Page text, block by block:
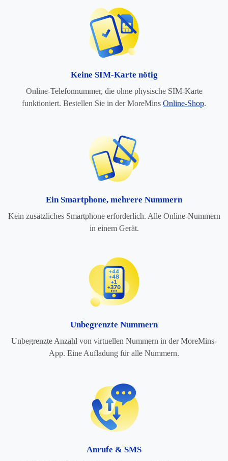
Keine SIM-Karte nötig
Online-Telefonnummer, die ohne physische SIM-Karte
funktioniert. Bestellen Sie in der MoreMins Online-Shop.
Ein Smartphone, mehrere Nummern
Kein zusätzliches Smartphone erforderlich. Alle Online-Nummern
in einem Gerät.
Unbegrenzte Nummern
Unbegrenzte Anzahl von virtuellen Nummern in der MoreMins-
App. Eine Aufladung für alle Nummern.
Anrufe & SMS